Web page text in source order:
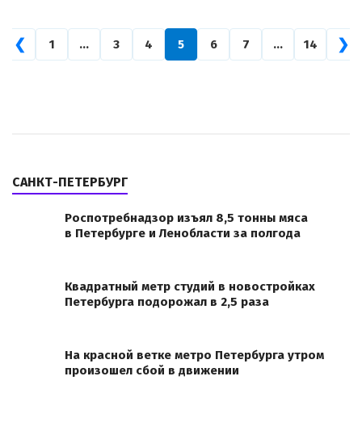
❮ 1 … 3 4 5 6 7 … 14 ❯
САНКТ-ПЕТЕРБУРГ
Роспотребнадзор изъял 8,5 тонны мяса
в Петербурге и Ленобласти за полгода
Квадратный метр студий в новостройках
Петербурга подорожал в 2,5 раза
На красной ветке метро Петербурга утром
произошел сбой в движении